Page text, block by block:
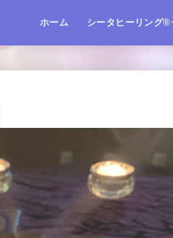
ホーム シータヒーリング®️